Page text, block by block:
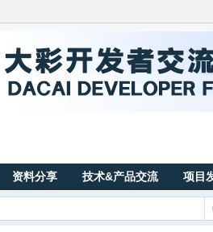
资料分享 技术&产品交流 项目